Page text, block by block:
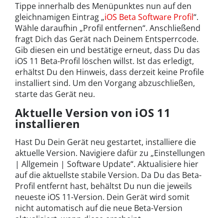
Tippe innerhalb des Menüpunktes nun auf den
gleichnamigen Eintrag „iOS Beta Software Profil“.
Wähle daraufhin „Profil entfernen“. Anschließend
fragt Dich das Gerät nach Deinem Entsperrcode.
Gib diesen ein und bestätige erneut, dass Du das
iOS 11 Beta-Profil löschen willst. Ist das erledigt,
erhältst Du den Hinweis, dass derzeit keine Profile
installiert sind. Um den Vorgang abzuschließen,
starte das Gerät neu.
Aktuelle Version von iOS 11
installieren
Hast Du Dein Gerät neu gestartet, installiere die
aktuelle Version. Navigiere dafür zu „Einstellungen
| Allgemein | Software Update“. Aktualisiere hier
auf die aktuellste stabile Version. Da Du das Beta-
Profil entfernt hast, behältst Du nun die jeweils
neueste iOS 11-Version. Dein Gerät wird somit
nicht automatisch auf die neue Beta-Version